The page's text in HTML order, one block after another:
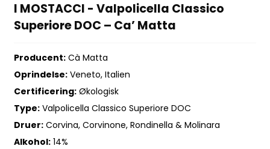
I MOSTACCI - Valpolicella Classico
Superiore DOC – Ca’ Matta
Producent: Cà Matta
Oprindelse: Veneto, Italien
Certificering: Økologisk
Type: Valpolicella Classico Superiore DOC
Druer: Corvina, Corvinone, Rondinella & Molinara
Alkohol: 14%